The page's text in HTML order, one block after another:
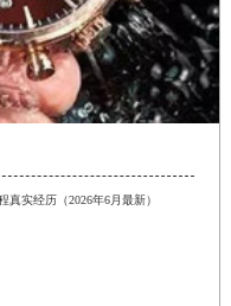
实经历（2026年6月最新）